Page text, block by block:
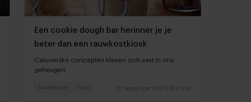
Een cookie dough bar herinner je je
beter dan een rauwkostkiosk
Calorierijke concepten kleven zich vast in ons
geheugen
30 september 2021 2 min
Foodservice Food